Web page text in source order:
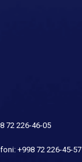
72 226-46-05
+998 72 226-45-57